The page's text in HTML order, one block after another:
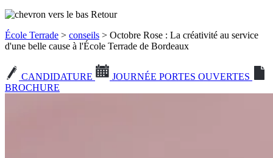
Retour
École Terrade > conseils > Octobre Rose : La créativité au service
d'une belle cause à l'École Terrade de Bordeaux
CANDIDATURE
JOURNÉE PORTES OUVERTES
BROCHURE